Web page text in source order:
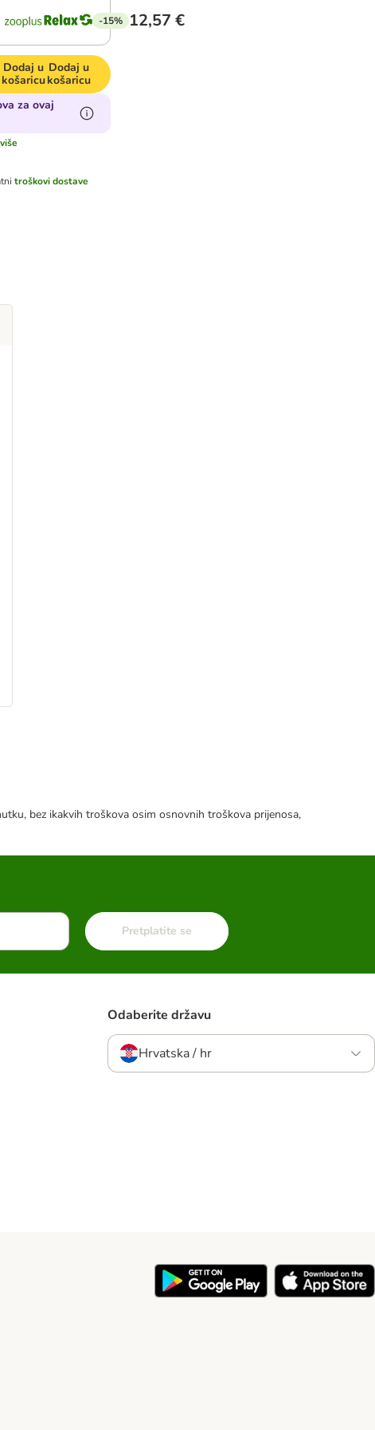
-15% 12,57 €
Dodaj u
košaricu
Dodaj u
košaricu
za ovaj
troškovi dostave
bez ikakvih troškova osim osnovnih troškova prijenosa,
Pretplatite se
Odaberite državu
Hrvatska / hr